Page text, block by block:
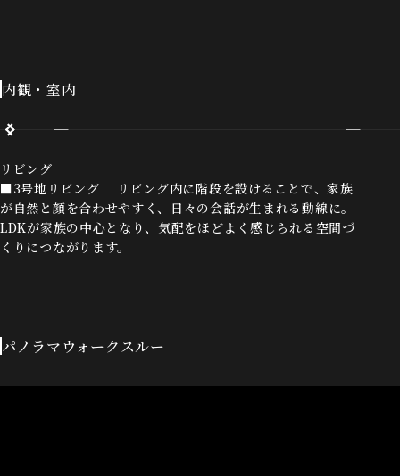
内観・室内
リビング
■3号地リビング リビング内に階段を設けることで、家族
が自然と顔を合わせやすく、日々の会話が生まれる動線に。
LDKが家族の中心となり、気配をほどよく感じられる空間づ
くりにつながります。
パノラマウォークスルー